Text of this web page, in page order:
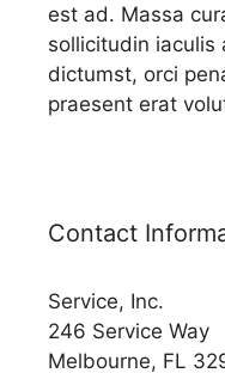
est ad. Massa
sollicitudin iaculis
dictumst, orci
praesent erat
Contact
Service, Inc.
246 Service Way
Melbourne, FL